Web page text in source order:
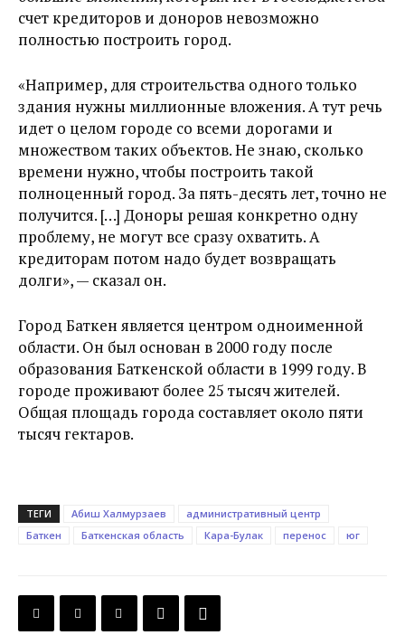
счет кредиторов и доноров невозможно
полностью построить город.
«Например, для строительства одного только
здания нужны миллионные вложения. А тут речь
идет о целом городе со всеми дорогами и
множеством таких объектов. Не знаю, сколько
времени нужно, чтобы построить такой
полноценный город. За пять-десять лет, точно не
получится. […] Доноры решая конкретно одну
проблему, не могут все сразу охватить. А
кредиторам потом надо будет возвращать
долги», — сказал он.
Город Баткен является центром одноименной
области. Он был основан в 2000 году после
образования Баткенской области в 1999 году. В
городе проживают более 25 тысяч жителей.
Общая площадь города составляет около пяти
тысяч гектаров.
ТЕГИ Абиш Халмурзаев
административный центр
Баткен
Баткенская область Кара-Булак перенос юг